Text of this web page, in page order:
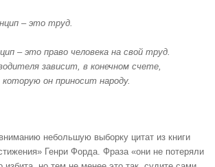
– это труд.
– это право человека на свой труд.
зависит, в конечном счете,
он приносит народу.
небольшую выборку цитат из книги
Генри Форда. Фраза «они не потеряли